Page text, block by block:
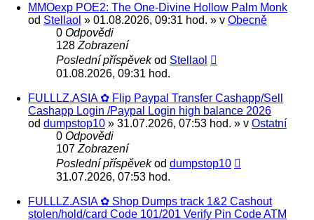
MMOexp POE2: The One-Divine Hollow Palm Monk
od Stellaol » 01.08.2026, 09:31 hod. » v Obecně
0 Odpovědi
128 Zobrazení
Poslední příspěvekod Stellaol
01.08.2026, 09:31 hod.
FULLLZ.ASIA ✿ Flip Paypal Transfer Cashapp/Sell
Cashapp Login /Paypal Login high balance 2026
od dumpstop10 » 31.07.2026, 07:53 hod. » v Ostatní
0 Odpovědi
107 Zobrazení
Poslední příspěvekod dumpstop10
31.07.2026, 07:53 hod.
FULLLZ.ASIA ✿ Shop Dumps track 1&2 Cashout
stolen/hold/card Code 101/201 Verify Pin Code ATM